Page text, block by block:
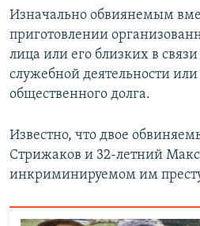
Изначально обвиянемым
приготовлении
лица или его близких в
служебной деятельности
общественного долга.
Известно, что двое
Стрижаков и 32-летний
инкриминируемом им